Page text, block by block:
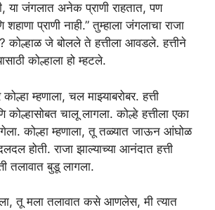
या जंगलात अनेक प्राणी राहतात, पण
शहाणा प्राणी नाही.” तुम्हाला जंगलाचा राजा
कोल्हाळ जे बोलले ते हत्तीला आवडले. हत्तीने
कोल्हाला हो म्हटले.
कोल्हा म्हणाला, चल माझ्याबरोबर. हत्ती
चालू लागला. कोल्हे हत्तीला एका
कोल्हा म्हणाला, तू तळ्यात जाऊन आंघोळ
होती. राजा झाल्याच्या आनंदात हत्ती
तलावात बुडू लागला.
तू मला तलावात कसे आणलेस, मी त्यात